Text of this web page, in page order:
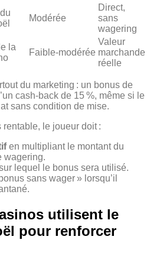
Modérée
Direct,
sans
wagering
la
Faible‑modérée
Valeur
marchande
réelle
du marketing : un bonus de
cash‑back de 15 %, même si le
sans condition de mise.
le joueur doit :
en multipliant le montant du
wagering.
lequel le bonus sera utilisé.
sans wager » lorsqu’il
utilisent le
pour renforcer